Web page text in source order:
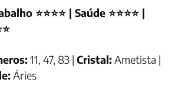
⭐⭐⭐⭐ | Saúde ⭐⭐⭐⭐ |
11, 47, 83 | Cristal:Ametista |
Áries